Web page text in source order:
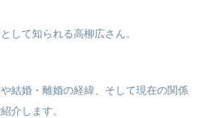
して知られる高柳広さん。
結婚・離婚の経緯、そして現在の関係
介します。